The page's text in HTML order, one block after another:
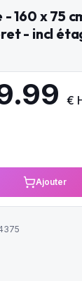
160 x 75
- incl
€
Ajouter